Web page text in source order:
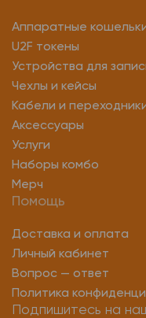
Аппаратные
U2F токены
Устройства для
Чехлы и кейсы
Кабели и
Аксессуары
Услуги
Наборы комбо
Мерч
Помощь
Доставка и оплата
Личный кабинет
Вопрос — ответ
Политика
Подпишитесь на